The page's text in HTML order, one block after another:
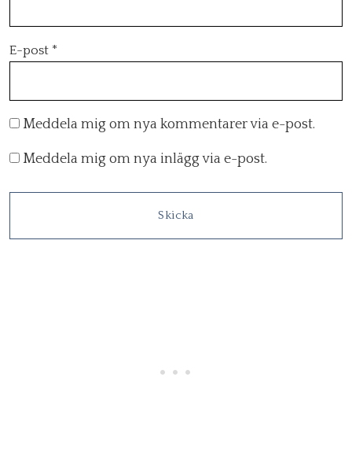
E-post *
Meddela mig om nya kommentarer via e-post.
Meddela mig om nya inlägg via e-post.